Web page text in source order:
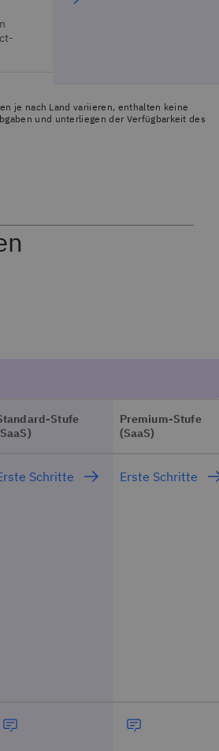
je nach Land variieren, enthalten keine
und unterliegen der Verfügbarkeit des
Stufe
Premium-Stufe
(SaaS)
Schritte Erste Schritte